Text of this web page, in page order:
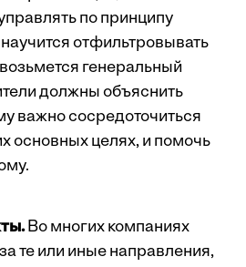
по принципу
отфильтровывать
генеральный
должны объяснить
важно сосредоточиться
основных целях, и помочь
Во многих компаниях
те или иные направления,